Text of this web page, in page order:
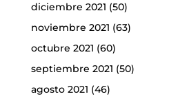
diciembre 2021 (50)
noviembre 2021 (63)
octubre 2021 (60)
septiembre 2021 (50)
agosto 2021 (46)